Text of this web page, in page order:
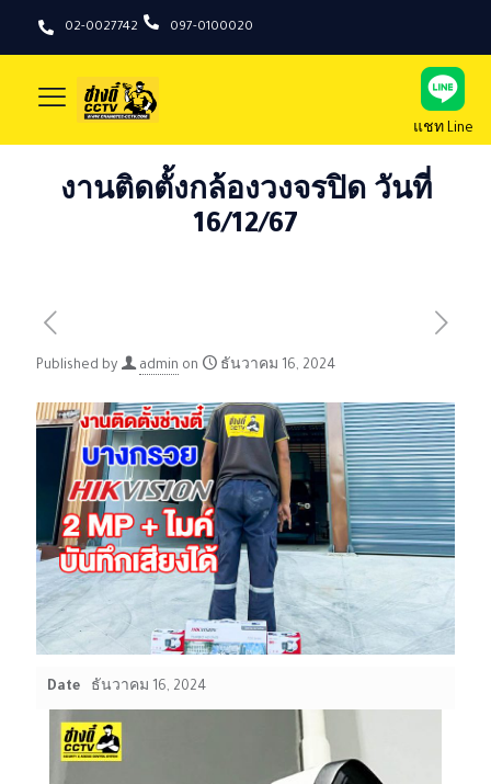
02-0027742 097-0100020
แชท Line
งานติดตั้งกล้องวงจรปิด วันที่
16/12/67
Published by admin on ธันวาคม 16, 2024
Date ธันวาคม 16, 2024